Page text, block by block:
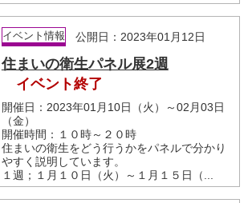
イベント情報 公開日：2023年01月12日
住まいの衛生パネル展2週
イベント終了
開催日：2023年01月10日（火）～02月03日
（金）
開催時間：１０時～２０時
住まいの衛生をどう行うかをパネルで分かり
やすく説明しています。
１週；１月１０日（火）～１月１５日（...